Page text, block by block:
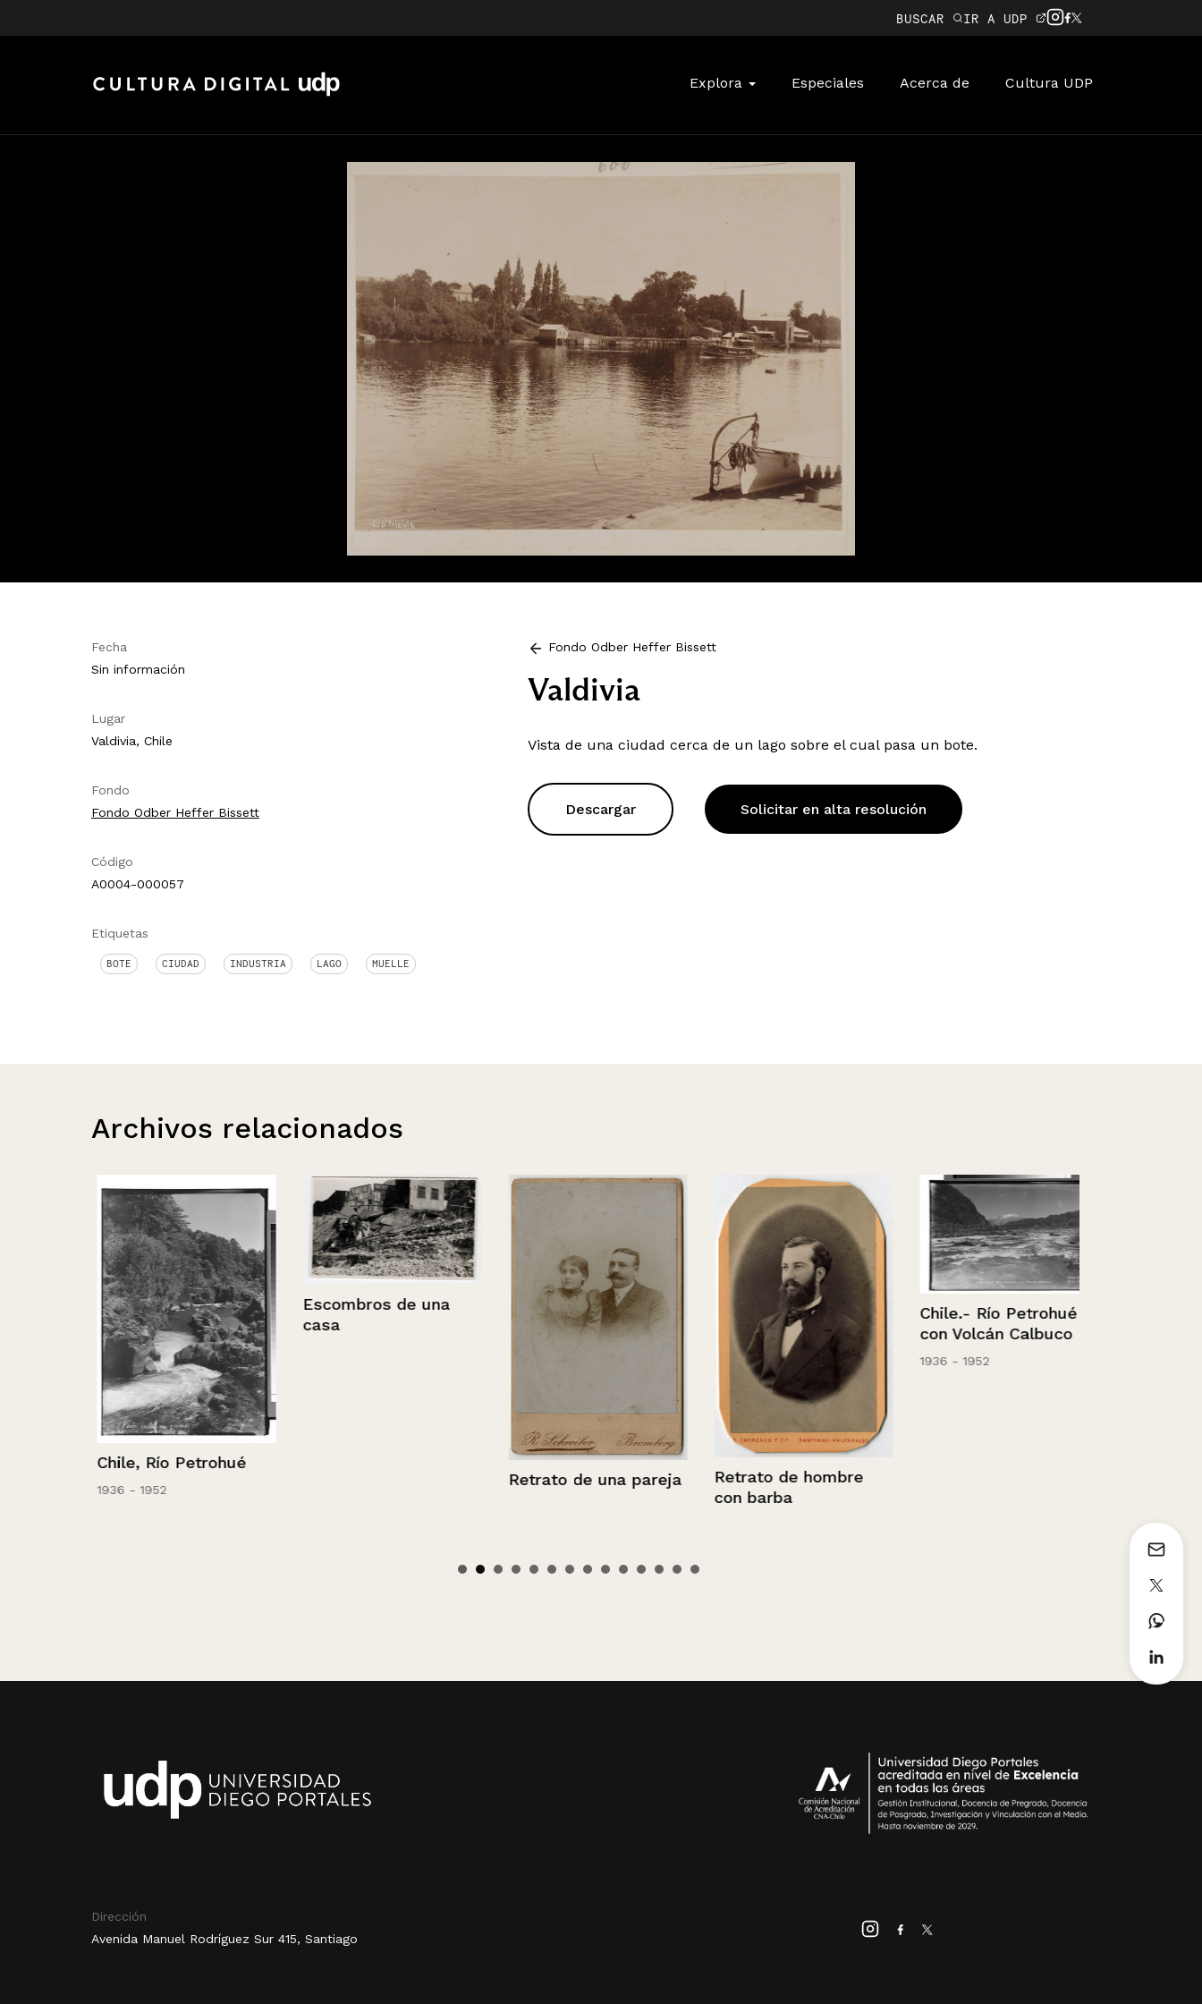
BUSCAR IR A UDP
Explora Especiales Acerca de Cultura UDP
Fecha
Sin información
Lugar
Valdivia, Chile
Fondo
Fondo Odber Heffer Bissett
Código
A0004-000057
Etiquetas
BOTE CIUDAD INDUSTRIA LAGO MUELLE
Fondo Odber Heffer Bissett
Valdivia
Vista de una ciudad cerca de un lago sobre el cual pasa un bote.
Descargar Solicitar en alta resolución
Archivos relacionados
Chile, Río Petrohué
1936 - 1952
Escombros de una
casa
Retrato de una pareja
Retrato de hombre
con barba
Chile.- Río Petrohué
con Volcán Calbuco
1936 - 1952
Dirección
Avenida Manuel Rodríguez Sur 415, Santiago